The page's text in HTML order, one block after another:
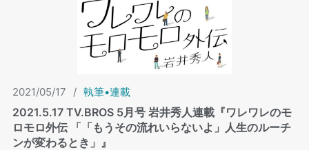
2021/05/17 / 執筆•連載
2021.5.17 TV.BROS 5⽉号 岩井秀⼈連載『ワレワレのモ
ロモロ外伝 「「もうその流れいらないよ」人生のルーチ
ンが変わるとき」』